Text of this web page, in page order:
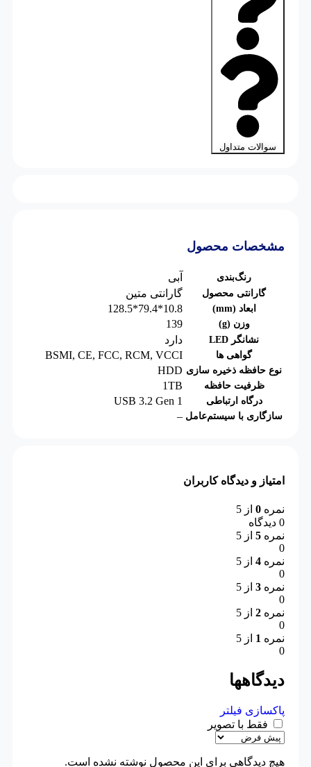
سوالات متداول
مشخصات محصول
رنگ‌بندی آبی
گارانتی محصول گارانتی متین
ابعاد (mm) 10.8*79.4*128.5
وزن (g) 139
نشانگر LED دارد
گواهی ها BSMI, CE, FCC, RCM, VCCI
نوع حافظه ذخیره سازی HDD
ظرفیت حافظه 1TB
درگاه ارتباطی USB 3.2 Gen 1
سازگاری با سیستم‌عامل –
امتیاز و دیدگاه کاربران
نمره 0 از 5
0 دیدگاه
نمره 5 از 5
0
نمره 4 از 5
0
نمره 3 از 5
0
نمره 2 از 5
0
نمره 1 از 5
0
دیدگاهها
پاکسازی فیلتر
فقط با تصویر
هیچ دیدگاهی برای این محصول نوشته نشده است.